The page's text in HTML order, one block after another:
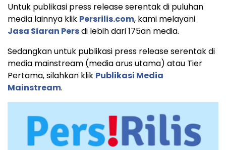
Untuk publikasi press release serentak di puluhan
media lainnya klik Persrilis.com, kami melayani
Jasa Siaran Persdi lebih dari 175an media.
Sedangkan untuk publikasi press release serentak di
media mainstream (media arus utama) atau Tier
Pertama, silahkan klik Publikasi Media
Mainstream.